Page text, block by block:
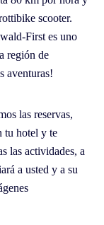
scooter.
First es uno
región de
aventuras!
las reservas,
tu hotel y te
las actividades, a
a usted y a su